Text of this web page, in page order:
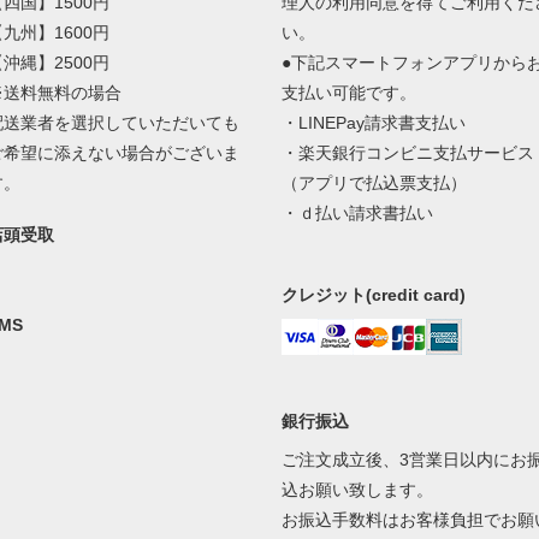
九州】1600円
沖縄】2500円
料無料の場合
送業者を選択していただいても
希望に添えない場合がございま
頭受取
い。
●下記スマートフォンアプリから
支払い可能です。
・LINEPay請求書支払い
・楽天銀行コンビニ支払サービス
（アプリで払込票支払）
・ｄ払い請求書払い
クレジット(credit card)
銀行振込
ご注文成立後、3営業日以内にお
込お願い致します。
お振込手数料はお客様負担でお願